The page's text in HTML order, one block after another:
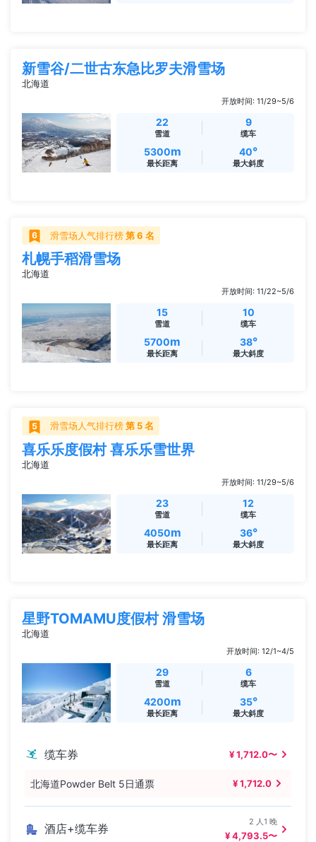
新雪谷/二世古东急比罗夫滑雪场
北海道
开放时间: 11/29~5/6
22
雪道
9
缆车
5300m
最长距离
40°
最大斜度
滑雪场人气排行榜第 6 名
札幌手稻滑雪场
北海道
开放时间: 11/22~5/6
15
雪道
10
缆车
5700m
最长距离
38°
最大斜度
滑雪场人气排行榜第 5 名
喜乐乐度假村 喜乐乐雪世界
北海道
开放时间: 11/29~5/6
23
雪道
12
缆车
4050m
最长距离
36°
最大斜度
星野TOMAMU度假村 滑雪场
北海道
开放时间: 12/1~4/5
29
雪道
6
缆车
4200m
最长距离
35°
最大斜度
缆车券 ¥ 1,712.0〜
北海道Powder Belt 5日通票 ¥ 1,712.0
酒店+缆车券
2 人1 晚
¥ 4,793.5〜